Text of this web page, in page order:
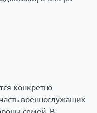
конкретно
военнослужащих
семей. В